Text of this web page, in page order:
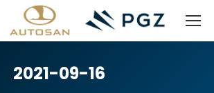
2021-09-16